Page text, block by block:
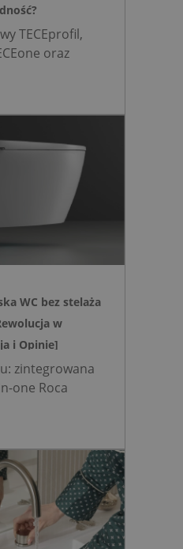
TECEprofil,
oraz
warto
nam na
WC. Zamiast
i podatnej na
o ciśnienie
szklany
gestem.
WC bez stelaża
w
i Opinie]
zintegrowana
one Roca
przestrzeni w
technologii
Venturiego.
do szybkich
ścian.